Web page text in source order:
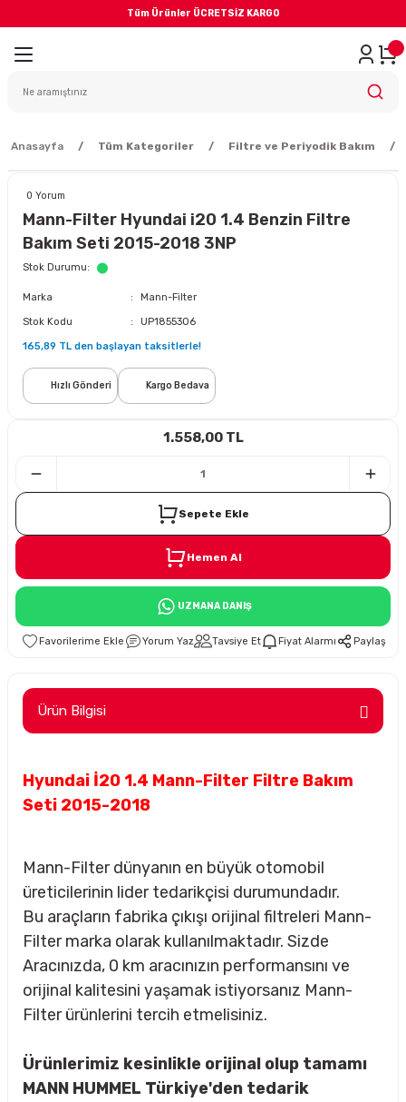
Tüm Ürünler ÜCRETSİZ KARGO
Geri Dön
Sistemi
Anasayfa Tüm Kategoriler Filtre ve Periyodik Bakım
0 Yorum
Mann-Filter Hyundai i20 1.4 Benzin Filtre
Bakım Seti 2015-2018 3NP
Stok Durumu
Marka Mann-Filter
Stok Kodu UP1855306
165,89 TL den başlayan taksitlerle!
Hızlı Gönderi Kargo Bedava
1.558,00 TL
Sepete Ekle
Hemen Al
UZMANA DANIŞ
Yorum Yaz Tavsiye Et Fiyat Alarmı Paylaş
Ürün Bilgisi
Hyundai İ20 1.4 Mann-Filter Filtre Bakım
Seti 2015-2018
Mann-Filter dünyanın en büyük otomobil
üreticilerinin lider tedarikçisi durumundadır.
Bu araçların fabrika çıkışı orijinal filtreleri Mann-
Filter marka olarak kullanılmaktadır. Sizde
Aracınızda, 0 km aracınızın performansını ve
orijinal kalitesini yaşamak istiyorsanız Mann-
Filter ürünlerini tercih etmelisiniz.
Ürünlerimiz kesinlikle orijinal olup tamamı
MANN HUMMEL Türkiye'den tedarik